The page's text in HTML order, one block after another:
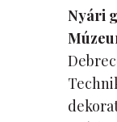
Nyári